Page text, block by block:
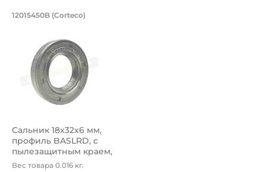
Сальник 18х32х6 мм, профиль
12015450B (Corteco)
Сальник 18х32х6 мм,
профиль BASLRD, с
пылезащитным краем,
правое кручен...
Вес товара 0.016 кг.